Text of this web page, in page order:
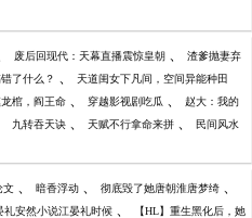
废后回现代：天幕直播震惊皇朝 、 渣爹抛妻弃
了什么？ 、 天道闺女下凡间，空间异能种田
棺，阎王命 、 穿越影视剧吃瓜 、 赵大：我的
九转吞天诀 、 天赋不行拿命来拼 、 民间风水
文 、 暗香浮动 、 彻底毁了她唐朝淮唐梦绮 、
礼安然小说江晏礼时候 、 【HL】重生黑化后，她